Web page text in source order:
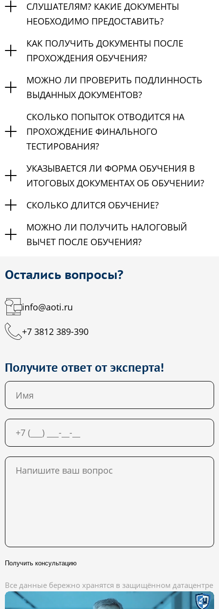
СЛУШАТЕЛЯМ? КАКИЕ ДОКУМЕНТЫ
НЕОБХОДИМО ПРЕДОСТАВИТЬ?
КАК ПОЛУЧИТЬ ДОКУМЕНТЫ ПОСЛЕ
ПРОХОЖДЕНИЯ ОБУЧЕНИЯ?
МОЖНО ЛИ ПРОВЕРИТЬ ПОДЛИННОСТЬ
ВЫДАННЫХ ДОКУМЕНТОВ?
СКОЛЬКО ПОПЫТОК ОТВОДИТСЯ НА
ПРОХОЖДЕНИЕ ФИНАЛЬНОГО
ТЕСТИРОВАНИЯ?
УКАЗЫВАЕТСЯ ЛИ ФОРМА ОБУЧЕНИЯ В
ИТОГОВЫХ ДОКУМЕНТАХ ОБ ОБУЧЕНИИ?
СКОЛЬКО ДЛИТСЯ ОБУЧЕНИЕ?
МОЖНО ЛИ ПОЛУЧИТЬ НАЛОГОВЫЙ
ВЫЧЕТ ПОСЛЕ ОБУЧЕНИЯ?
Остались вопросы?
info@aoti.ru
+7 3812 389-390
Получите ответ от эксперта!
Получить консультацию
Все данные бережно хранятся в защищённом датацентре